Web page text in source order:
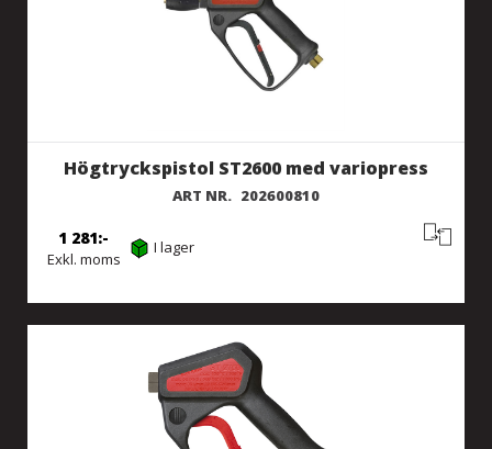
Högtryckspistol ST2600 med variopress
ART NR. 202600810
Exkl. moms
1 281 I lager